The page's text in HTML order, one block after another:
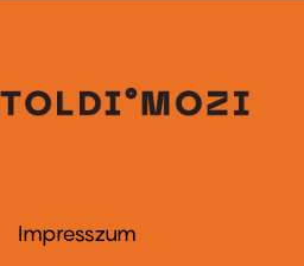
Footer
Impresszum